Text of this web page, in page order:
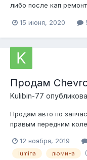
либо после кап
управление!
15 июня, 2020
Продам
Kulibin-77
Продам авто по
правым передним
коробка работают
12 ноября, 2019
lumina люмина